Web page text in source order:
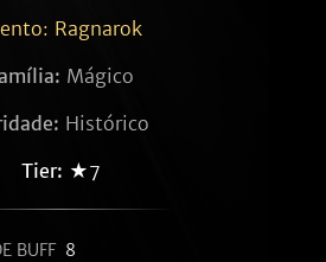
Ragnarok
Mágico
Histórico
Tier: ★7
BUFF 8